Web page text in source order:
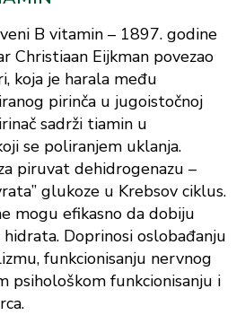
B vitamin – 1897. godine
Christiaan Eijkman povezao
koja je harala među
pirinča u jugoistočnoj
sadrži tiamin u
se poliranjem uklanja.
piruvat dehidrogenazu –
glukoze u Krebsov ciklus.
mogu efikasno da dobiju
Doprinosi oslobađanju
funkcionisanju nervnog
psihološkom funkcionisanju i